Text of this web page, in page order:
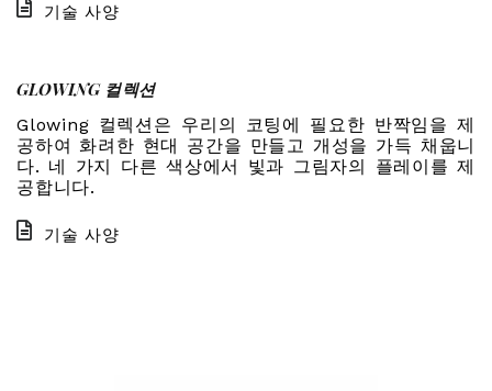
기술 사양
GLOWING 컬렉션
Glowing 컬렉션은 우리의 코팅에 필요한 반짝임을 제
공하여 화려한 현대 공간을 만들고 개성을 가득 채웁니
다. 네 가지 다른 색상에서 빛과 그림자의 플레이를 제
공합니다.
기술 사양